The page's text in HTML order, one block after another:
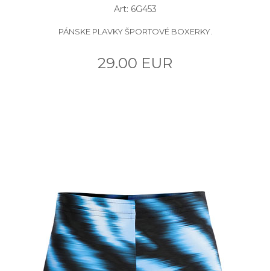
Art: 6G453
PÁNSKE PLAVKY ŠPORTOVÉ BOXERKY.
29.00 EUR